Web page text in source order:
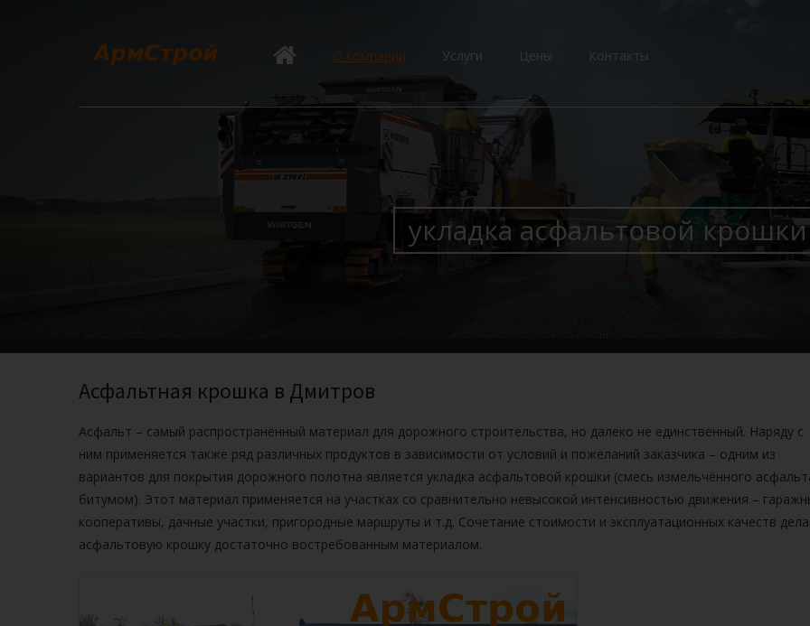
О компании Услуги Цены Контакты
укладка асфальтовой крошки
Асфальтная крошка в Дмитров
Асфальт – самый распространённый материал для дорожного строительства, но далеко не единственный. Наряду с
ним применяется также ряд различных продуктов в зависимости от условий и пожеланий заказчика – одним из
вариантов для покрытия дорожного полотна является укладка асфальтовой крошки (смесь измельчённого
битумом). Этот материал применяется на участках со сравнительно невысокой интенсивностью движения –
кооперативы, дачные участки, пригородные маршруты и т.д. Сочетание стоимости и эксплуатационных качеств
асфальтовую крошку достаточно востребованным материалом.